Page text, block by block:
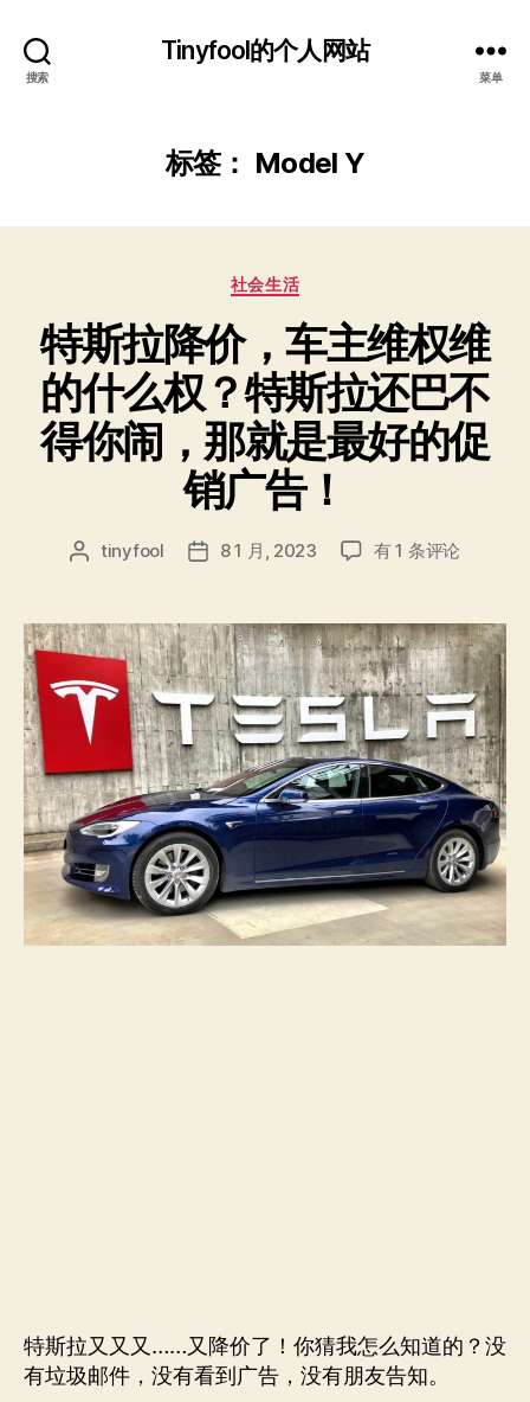
搜索
Tinyfool的个人网站
菜单
标签： Model Y
分
社会生活
特斯拉降价，车主维权维
的什么权？特斯拉还巴不
得你闹，那就是最好的促
销广告！
文
者
tinyfool
发
期
8 1 月, 2023
特
降
价，
车
主
维
权
维
的
什
么
权？
特
斯
销
广
告！
有 1 条评论
特斯拉又又又……又降价了！你猜我怎么知道的？没
有垃圾邮件，没有看到广告，没有朋友告知。